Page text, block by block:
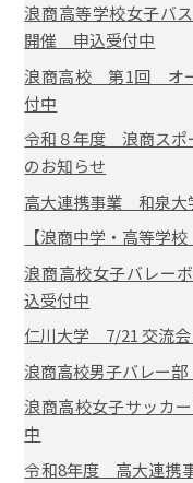
浪商高等学校女子バ
開催 申込受付中
浪商高校 第1回 オ
付中
令和８年度 浪商スポ
のお知らせ
高大連携事業 和泉
【浪商中学・高等学
浪商高校女子バレ
込受付中
仁川大学 7/21 交流
浪商高校男子バレー
浪商高校女子サッカ
中
令和8年度 高大連携